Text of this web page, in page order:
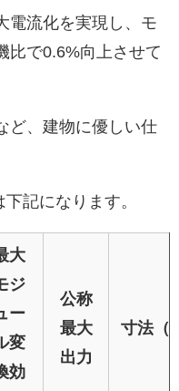
電流化を実現し、モ
比で0.6%向上させて
ど、建物に優しい仕
記になります。
大
ジ
ー
変
効
公称
最大
出力
寸法（